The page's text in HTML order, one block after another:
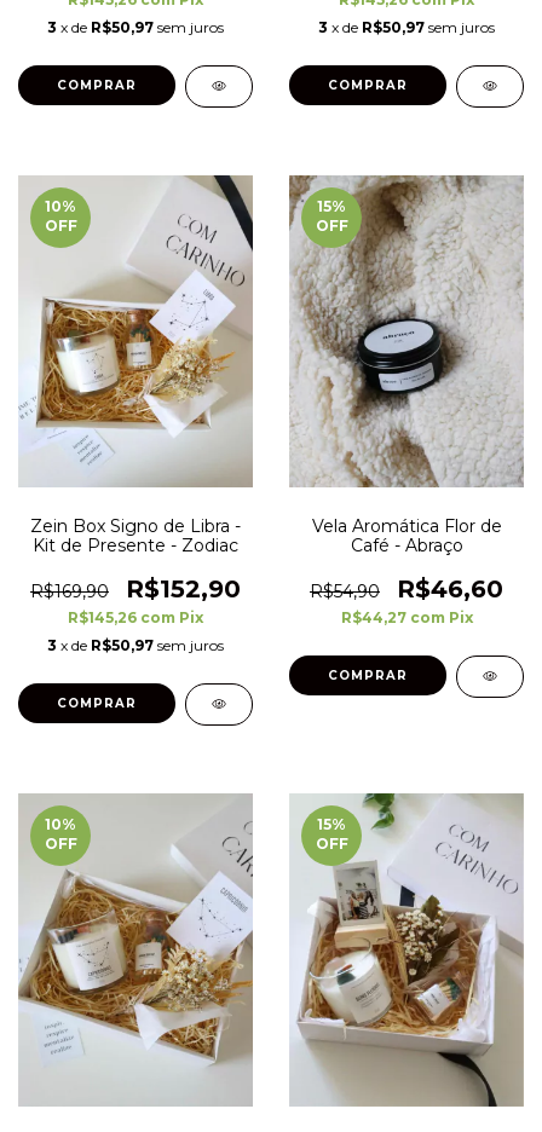
3 x de R$50,97 sem juros
3 x de R$50,97 sem juros
10%
OFF
Zein Box Signo de Libra -
Kit de Presente - Zodiac
R$169,90 R$152,90
R$145,26 com Pix
3 x de R$50,97 sem juros
15%
OFF
Vela Aromática Flor de
Café - Abraço
R$54,90 R$46,60
R$44,27 com Pix
10%
OFF
15%
OFF